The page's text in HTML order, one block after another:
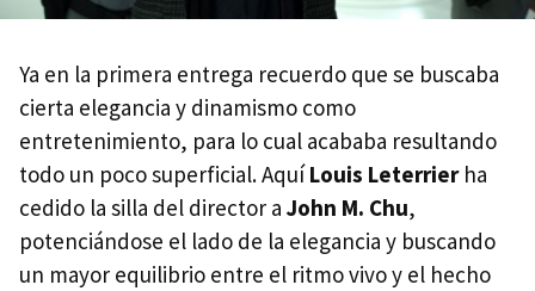
Ya en la primera entrega recuerdo que se buscaba
cierta elegancia y dinamismo como
entretenimiento, para lo cual acababa resultando
todo un poco superficial. AquíLouis Leterrierha
cedido la silla del director a John M. Chu,
potenciándose el lado de la elegancia y buscando
un mayor equilibrio entre el ritmo vivo y el hecho